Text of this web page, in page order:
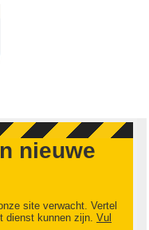
nieuwe
site verwacht. Vertel
dienst kunnen zijn. Vul